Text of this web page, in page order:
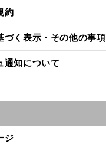
約
づく表示・その他の事項
通知について
ジ